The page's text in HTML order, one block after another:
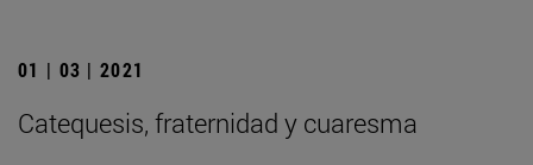
01 | 03 | 2021
Catequesis, fraternidad y cuaresma